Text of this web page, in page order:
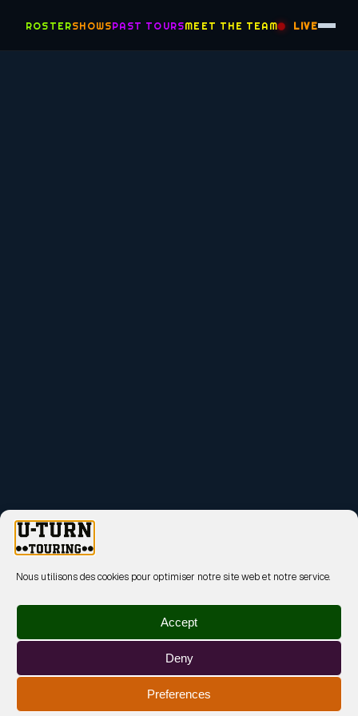
Nous utilisons des cookies pour optimiser notre site web et notre service.
Accept
Deny
Preferences
ROSTERSHOWSPAST TOURSMEET THE TEAM LIVE